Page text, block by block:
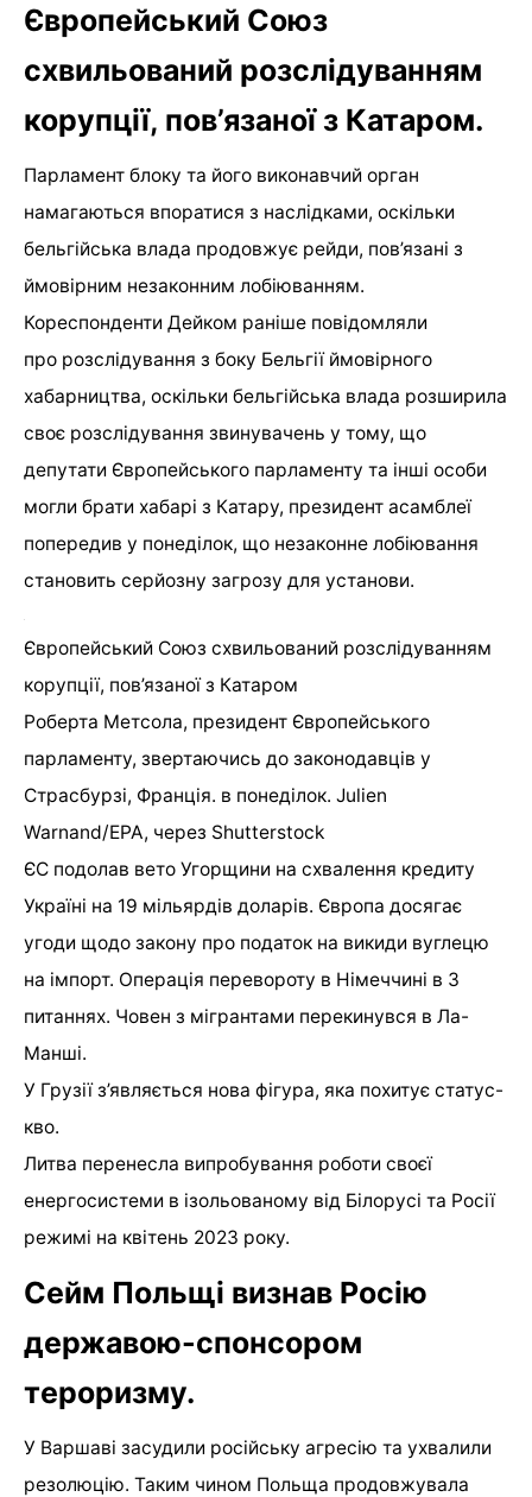
Європейський Союз
схвильований розслідуванням
корупції, пов’язаної з Катаром.
Парламент блоку та його виконавчий орган
намагаються впоратися з наслідками, оскільки
бельгійська влада продовжує рейди, пов’язані з
ймовірним незаконним лобіюванням.
Кореспонденти Дейком раніше повідомляли
про розслідування з боку Бельгії ймовірного
хабарництва, оскільки бельгійська влада розширила
своє розслідування звинувачень у тому, що
депутати Європейського парламенту та інші особи
могли брати хабарі з Катару, президент асамблеї
попередив у понеділок, що незаконне лобіювання
становить серйозну загрозу для установи.
Європейський Союз схвильований розслідуванням
корупції, пов’язаної з Катаром
Роберта Метсола, президент Європейського
парламенту, звертаючись до законодавців у
Страсбурзі, Франція. в понеділок. Julien
Warnand/EPA, через Shutterstock
ЄС подолав вето Угорщини на схвалення кредиту
Україні на 19 мільярдів доларів. Європа досягає
угоди щодо закону про податок на викиди вуглецю
на імпорт. Операція перевороту в Німеччині в 3
питаннях. Човен з мігрантами перекинувся в Ла-
Манші.
У Грузії з’являється нова фігура, яка похитує статус-
кво.
Литва перенесла випробування роботи своєї
енергосистеми в ізольованому від Білорусі та Росії
режимі на квітень 2023 року.
Сейм Польщі визнав Росію
державою-спонсором
тероризму.
У Варшаві засудили російську агресію та ухвалили
резолюцію. Таким чином Польща продовжувала